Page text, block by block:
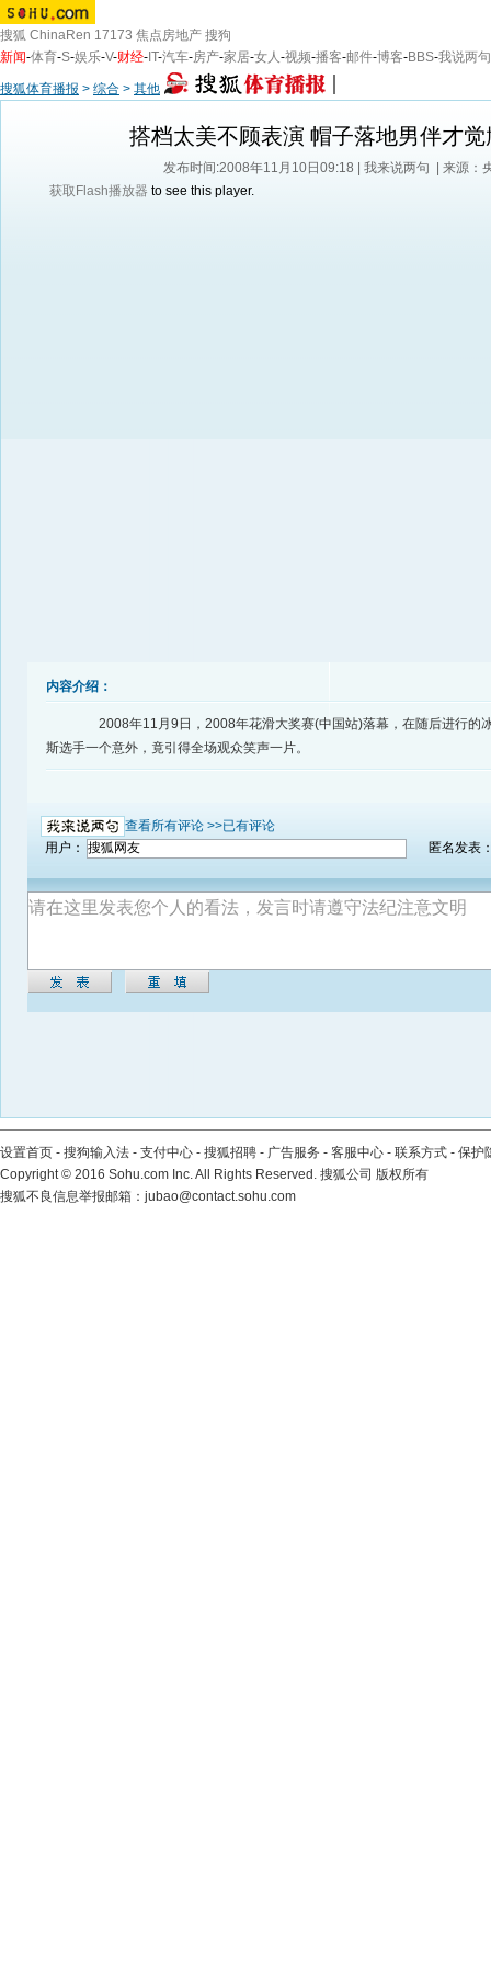
搜狐 ChinaRen 17173 焦点房地产 搜狗
新闻-体育-S-娱乐-V-财经- IT-汽车-房产-家居-女人-视频-播客-邮件-博客-BBS-我说两句
搜狐体育播报 > 综合 > 其他
搭档太美不顾表演 帽子落地男伴才觉
发布时间:2008年11月10日09:18 | 我来说两句
| 来源：
获取Flash播放器 to see this player.
内容介绍：
2008年11月9日，2008年花滑大奖赛(中国站)落幕，在随后进行的
斯选手一个意外，竟引得全场观众笑声一片。
查看所有评论 >>已有评论
用户：
匿名发表
设置首页 - 搜狗输入法 - 支付中心 - 搜狐招聘 - 广告服务 - 客服中心 - 联系方式 - 保护
Copyright© 2016 Sohu.com Inc. All Rights Reserved. 搜狐公司 版权所有
搜狐不良信息举报邮箱： jubao@contact.sohu.com